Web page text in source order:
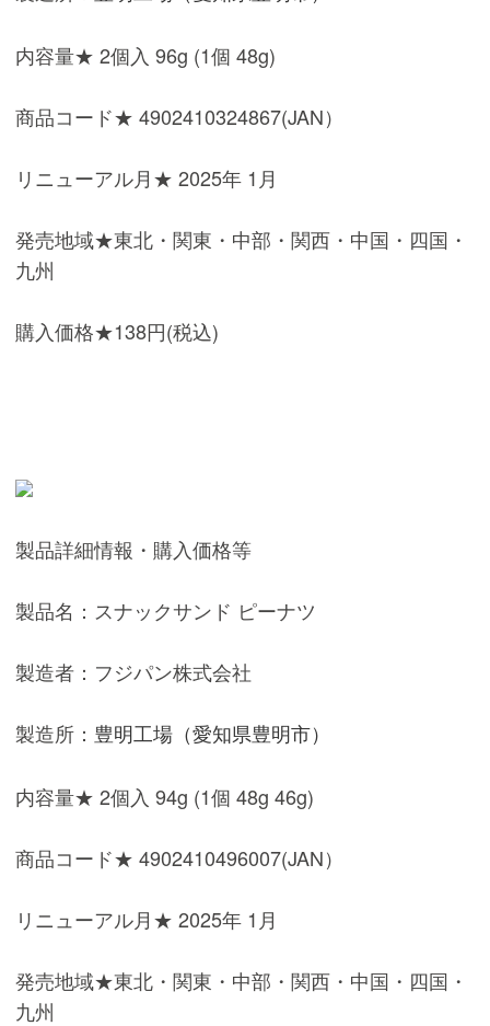
内容量★ 2個入 96g (1個 48g)
商品コード★ 4902410324867(JAN）
リニューアル月★ 2025年 1月
発売地域★東北・関東・中部・関西・中国・四国・
九州
購入価格★138円(税込)
製品詳細情報・購入価格等
製品名：スナックサンド ピーナツ
製造者：フジパン株式会社
製造所： 豊明工場（愛知県豊明市）
内容量★ 2個入 94g (1個 48g 46g)
商品コード★ 4902410496007(JAN）
リニューアル月★ 2025年 1月
発売地域★東北・関東・中部・関西・中国・四国・
九州